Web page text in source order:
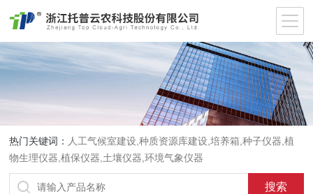
热门关键词： 人工气候室建设,种质资源库建设,培养箱,种子仪器,植
物生理仪器,植保仪器,土壤仪器,环境气象仪器